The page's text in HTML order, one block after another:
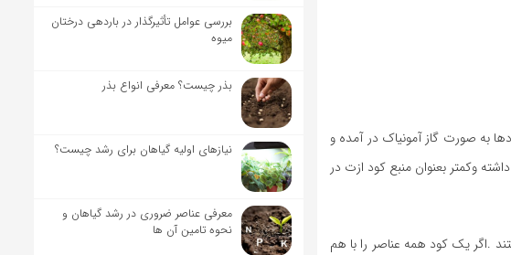
گونه خاک ها، نیتروژن این کودها به صورت گاز آمونیاک در آمده و
وکمتر بعنوان منبع کود ازت در
.اگر یک کود همه عناصر را با هم
بررسی عوامل تأثیرگذار در باردهی درختان
میوه
بذر چیست؟ معرفی انواع بذر
نیاز‌های اولیه گیاهان برای رشد چیست؟
معرفی عناصر ضروری در رشد گیاهان و
نحوه تامین آن ها